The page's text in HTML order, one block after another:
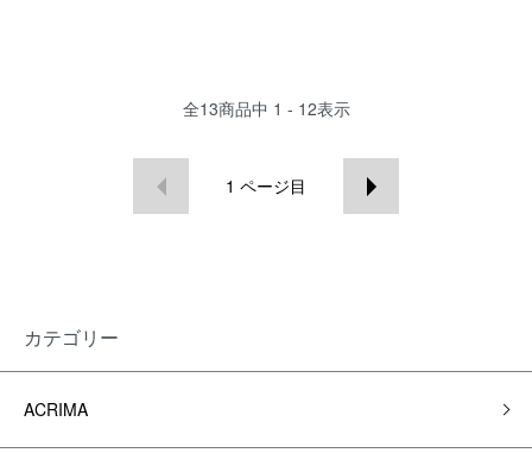
全13商品中 1 - 12表示
1 ページ目
カテゴリー
ACRIMA